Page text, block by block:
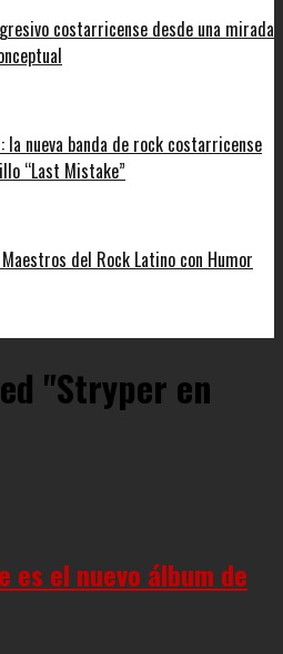
costarricense desde una mirada
nueva banda de rock costarricense
“Last Mistake”
del Rock Latino con Humor
"Stryper en
es el nuevo álbum de